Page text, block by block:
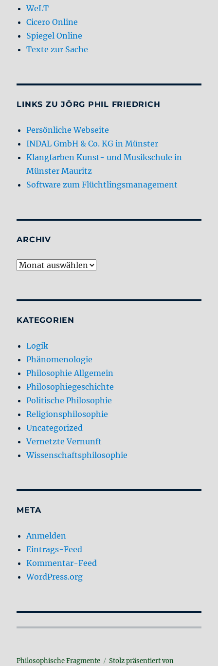
WeLT
Cicero Online
Spiegel Online
Texte zur Sache
LINKS ZU JÖRG PHIL FRIEDRICH
Persönliche Webseite
INDAL GmbH & Co. KG in Münster
Klangfarben Kunst- und Musikschule in
Münster Mauritz
Software zum Flüchtlingsmanagement
ARCHIV
Archiv
KATEGORIEN
Logik
Phänomenologie
Philosophie Allgemein
Philosophiegeschichte
Politische Philosophie
Religionsphilosophie
Uncategorized
Vernetzte Vernunft
Wissenschaftsphilosophie
META
Anmelden
Eintrags-Feed
Kommentar-Feed
WordPress.org
Philosophische Fragmente Stolz präsentiert von